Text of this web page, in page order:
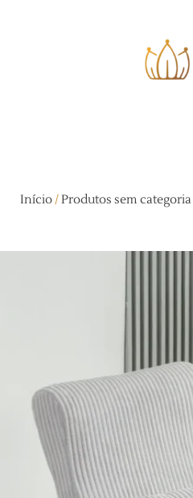
Início/Produtos sem categoria